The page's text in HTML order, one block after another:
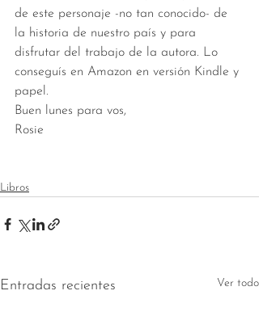
de este personaje -no tan conocido- de
la historia de nuestro país y para
disfrutar del trabajo de la autora. Lo
conseguís en Amazon en versión Kindle y
papel.
Buen lunes para vos,
Rosie
Libros
Entradas recientes Ver todo